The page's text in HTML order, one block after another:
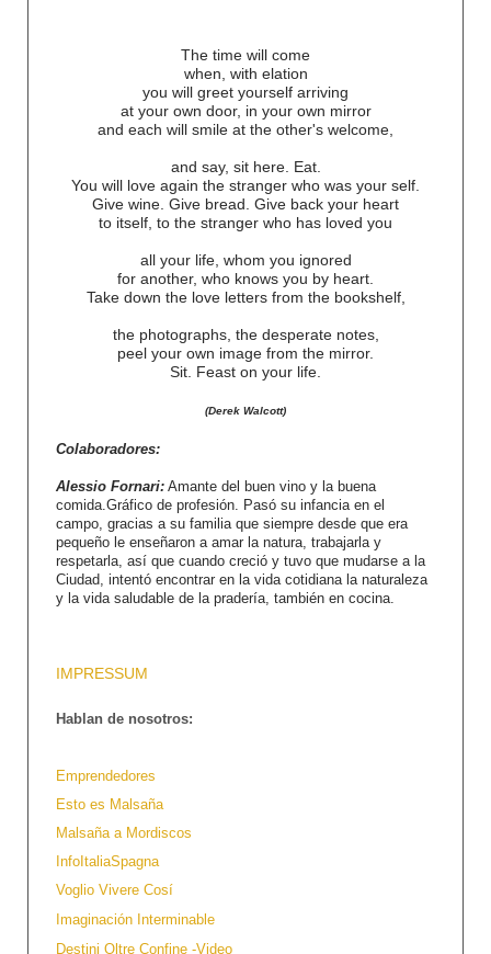
The time will come
when, with elation
you will greet yourself arriving
at your own door, in your own mirror
and each will smile at the other's welcome,
and say, sit here. Eat.
You will love again the stranger who was your self.
Give wine. Give bread. Give back your heart
to itself, to the stranger who has loved you
all your life, whom you ignored
for another, who knows you by heart.
Take down the love letters from the bookshelf,
the photographs, the desperate notes,
peel your own image from the mirror.
Sit. Feast on your life.
(Derek Walcott)
Colaboradores:
Alessio Fornari: Amante del buen vino y la buena
comida.Gráfico de profesión. Pasó su infancia en el
campo, gracias a su familia que siempre desde que era
pequeño le enseñaron a amar la natura, trabajarla y
respetarla, así que cuando creció y tuvo que mudarse a la
Ciudad, intentó encontrar en la vida cotidiana la naturaleza
y la vida saludable de la pradería, también en cocina.
IMPRESSUM
Hablan de nosotros:
Emprendedores
Esto es Malsaña
Malsaña a Mordiscos
InfoItaliaSpagna
Voglio Vivere Cosí
Imaginación Interminable
Destini Oltre Confine -Video